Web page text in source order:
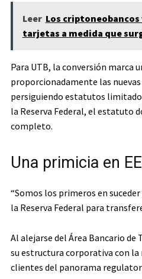
Leer Los
tarjetas a medida que
Para UTB, la conversión marca
proporcionadamente las
persiguiendo estatutos
la Reserva Federal, el estatuto
completo.
Una primicia en
“Somos los primeros en
la Reserva Federal para
Al alejarse del Área Bancario de
su estructura corporativa con
clientes del panorama